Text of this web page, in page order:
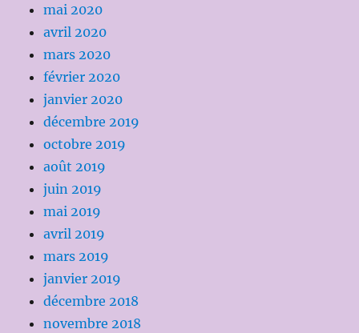
mai 2020
avril 2020
mars 2020
février 2020
janvier 2020
décembre 2019
octobre 2019
août 2019
juin 2019
mai 2019
avril 2019
mars 2019
janvier 2019
décembre 2018
novembre 2018